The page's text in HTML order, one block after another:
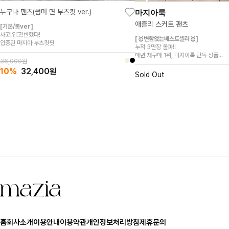
누구나 팬츠(썸머 면 부츠컷 ver.)
[기본/롱ver]
사고!입고!반했다!
입증된 마지아 부츠컷핏
36,000원
10% 32,400원
마지아룩
애즐리 스커트 팬츠
[🥇변함없는베스트셀러🥇]
누적 3만장 돌파!!
매년 재구매 1위, 마지아룩 단독 상품
고객 극찬후기 검증된 아이템
우아하면서도,편안한 팬츠!
Sold Out
홈회사소개 이용안내이용약관개인정보처리방침제휴문의